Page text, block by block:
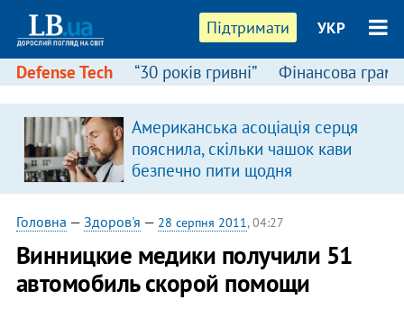
Підтримати УКР
Defense Tech “30 років гривні” Фінансова
Американська асоціація серця
пояснила, скільки чашок кави
безпечно пити щодня
Головна — Здоров'я — 28 серпня 2011, 04:27
Винницкие медики получили 51
автомобиль скорой помощи